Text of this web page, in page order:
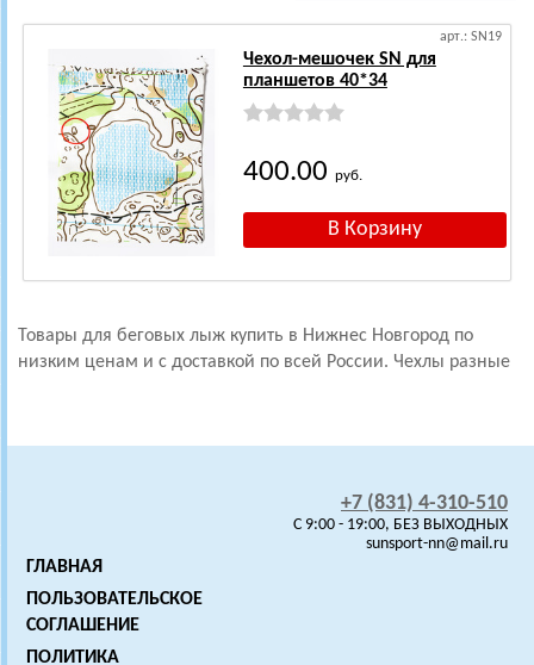
арт.: SN19
Чехол-мешочек SN для
планшетов 40*34
400.00 руб.
Товары для беговых лыж купить в Нижнес Новгород по
низким ценам и с доставкой по всей России. Чехлы разные
+7 (831) 4-310-510
C 9:00 - 19:00, БЕЗ ВЫХОДНЫХ
sunsport-nn@mail.ru
ГЛАВНАЯ
ПОЛЬЗОВАТЕЛЬСКОЕ
СОГЛАШЕНИЕ
ПОЛИТИКА